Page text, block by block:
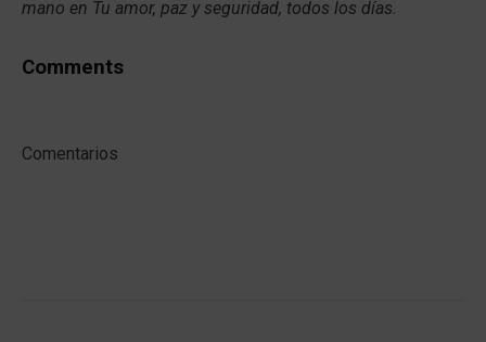
mano en Tu amor, paz y seguridad, todos los días.
Comments
Comentarios